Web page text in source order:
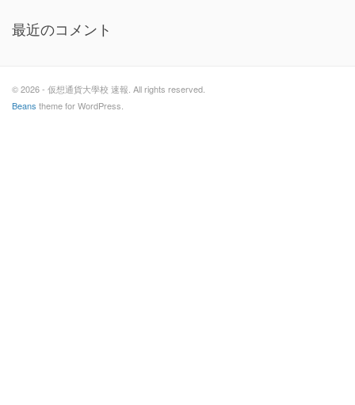
最近のコメント
© 2026 - 仮想通貨大學校 速報. All rights reserved.
Beans theme for WordPress.